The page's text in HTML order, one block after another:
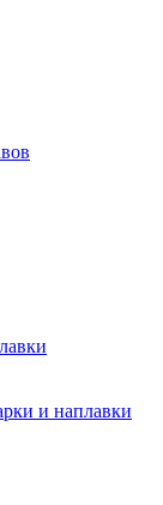
и наплавки